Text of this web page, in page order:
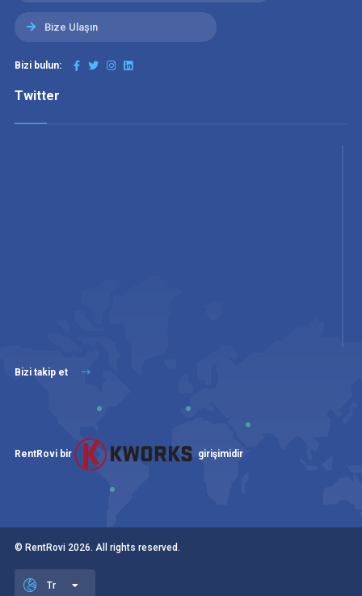
Bize Ulaşın
Bizi bulun:
Twitter
Bizi takip et
RentRovi bir girişimidir
© RentRovi 2026. All rights reserved.
Tr